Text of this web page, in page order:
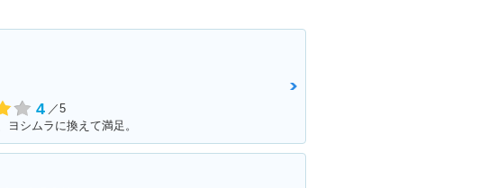
4 ／5
ヨシムラに換えて満足。